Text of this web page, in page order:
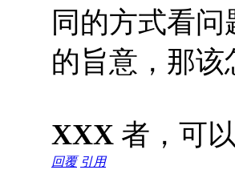
同的方式看
的旨意，那
XXX 者，可
回覆 引用